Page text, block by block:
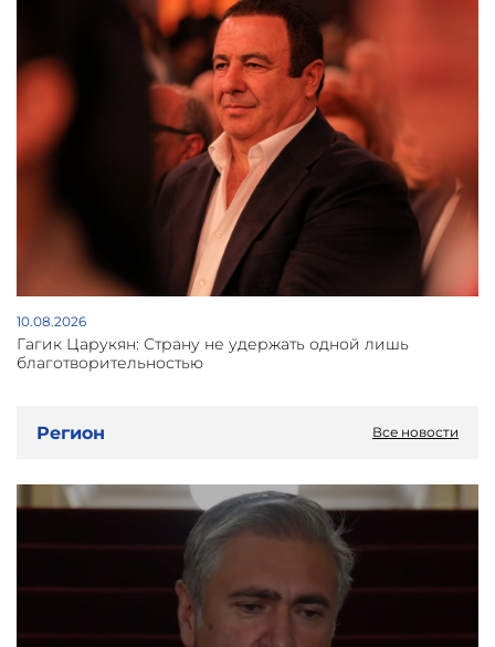
10.08.2026
Гагик Царукян: Страну не удержать одной лишь
благотворительностью
Регион Все новости